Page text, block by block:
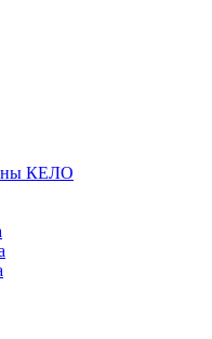
КЕЛО